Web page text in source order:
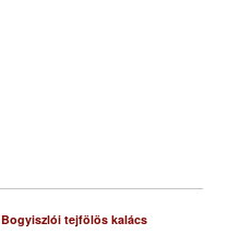
Bogyiszlói tejfölös kalács